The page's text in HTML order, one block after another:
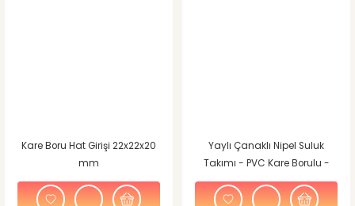
Kare Boru Hat Girişi 22x22x20
mm
Yaylı Çanaklı Nipel Suluk
Takımı - PVC Kare Borulu -